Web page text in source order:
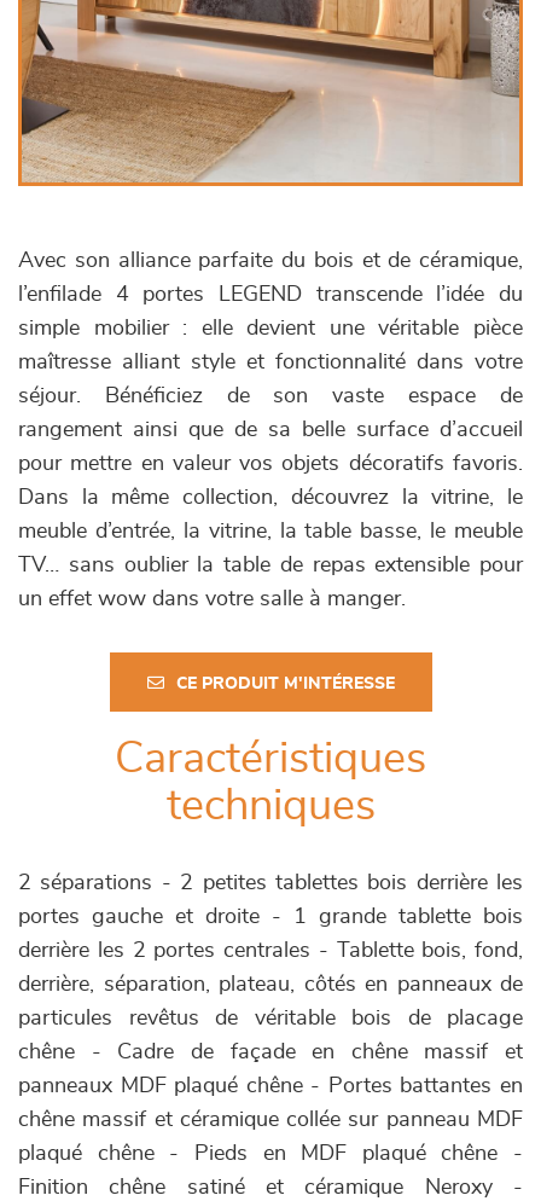
Avec son alliance parfaite du bois et de céramique,
l’enfilade 4 portes LEGEND transcende l’idée du
simple mobilier : elle devient une véritable pièce
maîtresse alliant style et fonctionnalité dans votre
séjour. Bénéficiez de son vaste espace de
rangement ainsi que de sa belle surface d’accueil
pour mettre en valeur vos objets décoratifs favoris.
Dans la même collection, découvrez la vitrine, le
meuble d’entrée, la vitrine, la table basse, le meuble
TV… sans oublier la table de repas extensible pour
un effet wow dans votre salle à manger.
CE PRODUIT M'INTÉRESSE
Caractéristiques
techniques
2 séparations - 2 petites tablettes bois derrière les
portes gauche et droite - 1 grande tablette bois
derrière les 2 portes centrales - Tablette bois, fond,
derrière, séparation, plateau, côtés en panneaux de
particules revêtus de véritable bois de placage
chêne - Cadre de façade en chêne massif et
panneaux MDF plaqué chêne - Portes battantes en
chêne massif et céramique collée sur panneau MDF
plaqué chêne - Pieds en MDF plaqué chêne -
Finition chêne satiné et céramique Neroxy -